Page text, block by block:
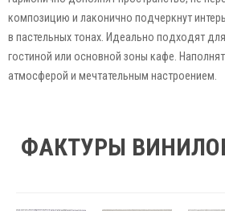
композицию и лаконично подчеркнут
в пастельных тонах. Идеально подходят
гостиной или основной зоны кафе.
атмосферой и мечтательным настроением.
ФАКТУРЫ